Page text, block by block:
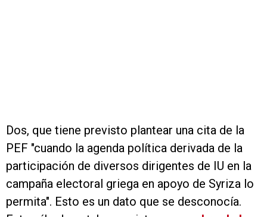
Dos, que tiene previsto plantear una cita de la
PEF "cuando la agenda política derivada de la
participación de diversos dirigentes de IU en la
campaña electoral griega en apoyo de Syriza lo
permita". Esto es un dato que se desconocía.